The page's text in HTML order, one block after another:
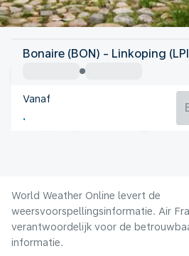
Zweden
Linköping
Zweden
Bonaire (BON) - Linkoping
Vanaf
World Weather Online levert de
weersvoorspellingsinformatie. Air
verantwoordelijk voor de
informatie.